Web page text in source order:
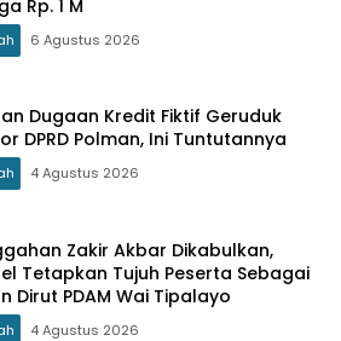
Rp. 1 M
6 Agustus 2026
Dugaan Kredit Fiktif Geruduk
DPRD Polman, Ini Tuntutannya
4 Agustus 2026
Zakir Akbar Dikabulkan,
Tetapkan Tujuh Peserta Sebagai
Dirut PDAM Wai Tipalayo
4 Agustus 2026